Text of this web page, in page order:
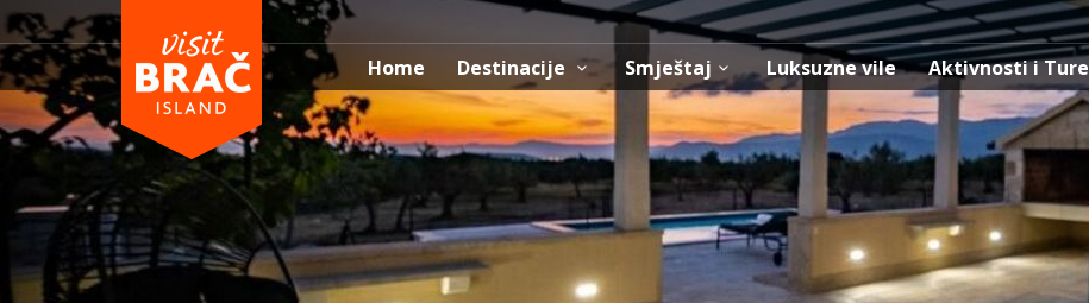
Home Destinacije Smještaj Luksuzne vile Aktivnosti i Ture